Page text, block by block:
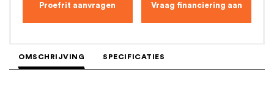
Proefrit aanvragen Vraag financiering aan
OMSCHRIJVING SPECIFICATIES